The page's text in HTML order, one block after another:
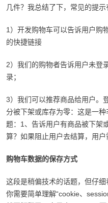
几件？我总结了下，常见的提示
1）开发购物车可以告诉用户购
的快捷链接
2）我们的购物者告诉用户未登
录；
3）我们可以推荐商品给用户。
分被下架或库存为零：这是一
题：1、告诉用户有商品被下架
算？如果阻止用户去结算，用户
购物车数据的保存方式
这段是稍偏技术的话题，但仔细
你需要简单理解“cookie、